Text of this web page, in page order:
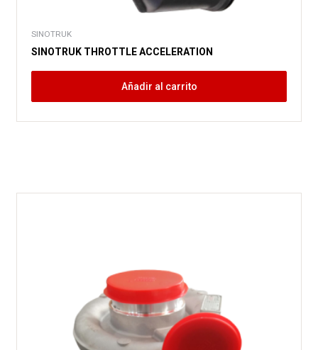
SINOTRUK
SINOTRUK THROTTLE ACCELERATION
Añadir al carrito